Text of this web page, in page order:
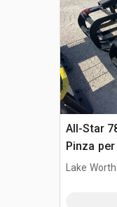
All-Star
Pinza
Lake